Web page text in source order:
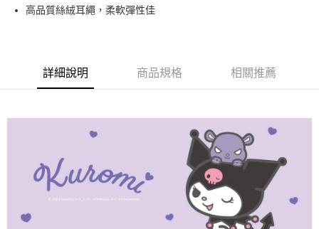
運送方式
付款後全家取貨
7-11取貨付款
每筆NT$80，滿NT$899(含以上)免運費
付款後7-11取貨
每筆NT$80，滿NT$859(含以上)免運費
宅配
高品質絲絨耳繩，柔軟彈性佳
詳細說明 商品規格 相關推薦